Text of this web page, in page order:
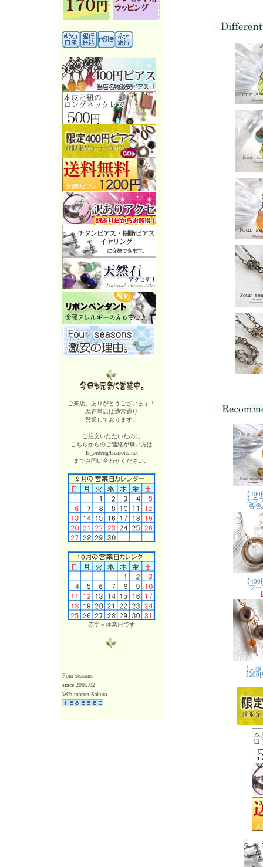
ご来店、ありがとうございます！
現在当店は通常通り
営業しております。
ご注文いただいたのに
こちらからのご連絡が無い方は
fs_order@fseasons.net
までお問い合わせください。
赤字＝休業日です
Four seasons
since 2005.02
Web master Sakura